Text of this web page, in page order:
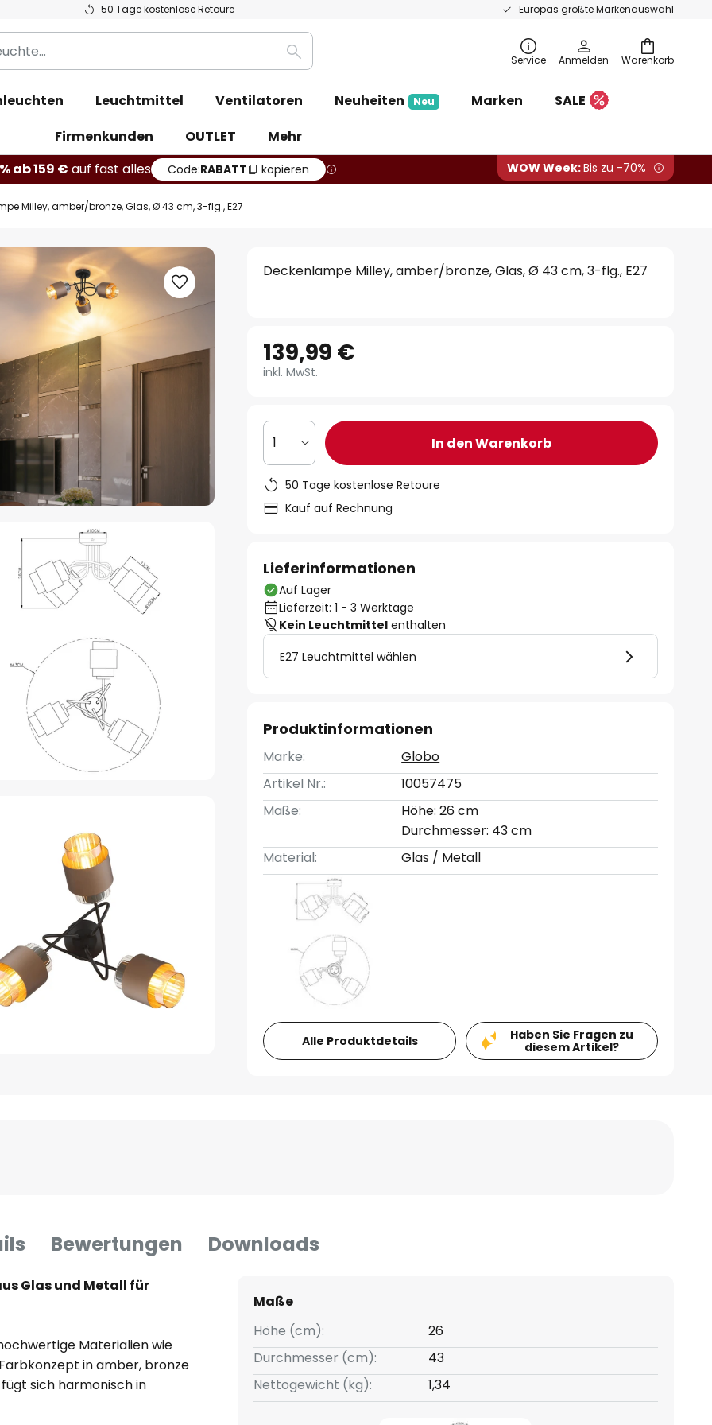
50 Tage kostenlose Retoure Europas größte Markenauswahl
Warenkorb
Suche Service Anmelden
Leuchtmittel Ventilatoren Neuheiten Neu Marken
SALE
Firmenkunden
OUTLET
Mehr
ab 159 € auf fast alles Code:RABATT kopieren WOW Week:Bis zu -70%
Milley, amber/bronze, Glas, Ø 43 cm, 3-flg., E27
Deckenlampe Milley, amber/bronze, Glas, Ø 43 cm, 3-flg., E27
139,99 €
inkl. MwSt.
1 In den Warenkorb
50 Tage kostenlose Retoure
Kauf auf Rechnung
Lieferinformationen
Auf Lager
Lieferzeit: 1 - 3 Werktage
Kein Leuchtmittel enthalten
E27 Leuchtmittel wählen
Produktinformationen
Marke:
Globo
Artikel Nr.:
10057475
Maße:
Höhe: 26 cm
Durchmesser: 43 cm
Material:
Glas / Metall
Alle Produktdetails
Haben Sie Fragen zu
diesem Artikel?
Bewertungen Downloads
Glas und Metall für
Materialien wie
in amber, bronze
sich harmonisch in
Maße
Höhe (cm):
26
Durchmesser (cm):
43
Nettogewicht (kg):
1,34